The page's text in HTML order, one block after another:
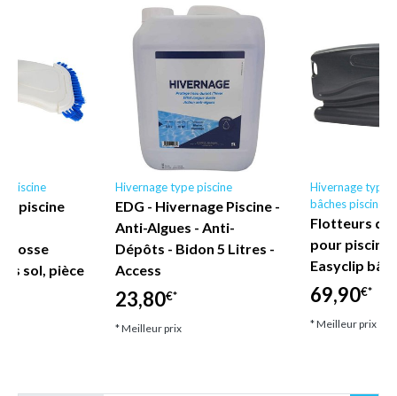
piscine
piscine
sol, pièce
Hivernage type piscine
EDG - Hivernage Piscine -
Anti-Algues - Anti-
Dépôts - Bidon 5 Litres -
Access
23,80€*
* Meilleur prix
Hivernage type
bâches piscines
Flotteurs
pour piscine
Easyclip
69,90€*
* Meilleur prix